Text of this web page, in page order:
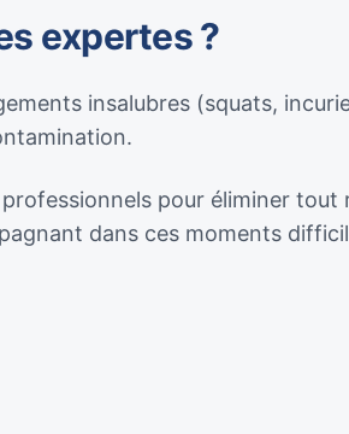
expertes ?
insalubres (squats,
pour éliminer
dans ces moments